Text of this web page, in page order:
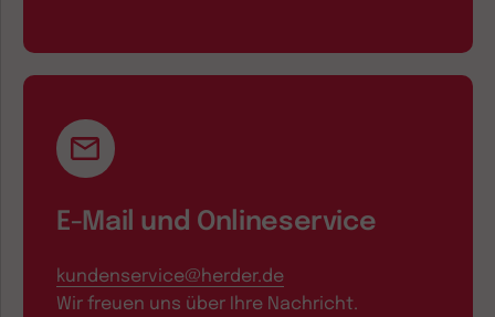
E-Mail und Onlineservice
kundenservice@herder.de
Wir freuen uns über Ihre Nachricht.